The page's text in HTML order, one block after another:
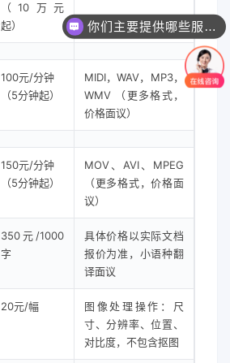
（10万元
起）
100元/分钟
（5分钟起）
MIDI，WAV，MP3，
WMV （更多格式，
价格面议）
150元/分钟
（5分钟起）
MOV、AVI、MPEG
（更多格式，价格面
议）
350元/1000
字
具体价格以实际文档
报价为准，小语种翻
译面议
20元/幅
图像处理操作：尺
寸、分辨率、位置、
对比度，不包含抠图
你们主要提供哪些服务？可以根据需求定制吗？
一个网站/小程序/系统的价格是怎么计算的？